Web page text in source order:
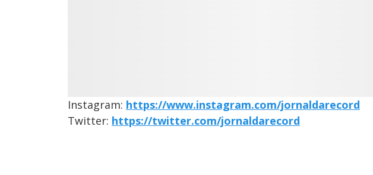
Instagram: https://www.instagram.com/jornaldarecord
Twitter: https://twitter.com/jornaldarecord